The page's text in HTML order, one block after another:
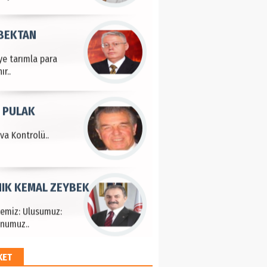
tarımla para
Kontrolü..
PULAK
Ulusumuz:
KEMAL ZEYBEK
HAYRİ PEKER